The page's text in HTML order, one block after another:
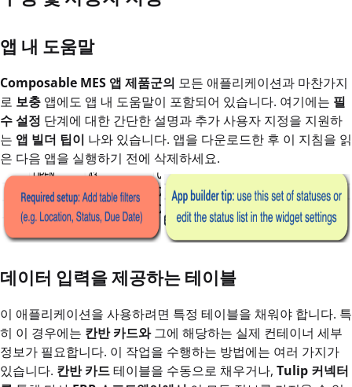
앱 내 도움말
Composable MES 앱 제품군의 모든 애플리케이션과 마찬가지
로 보충 앱에도 앱 내 도움말이 포함되어 있습니다. 여기에는 필
수 설정 단계에 대한 간단한 설명과 추가 사용자 지정을 지원하
는 앱 빌더 팁이 나와 있습니다. 앱을 다운로드한 후 이 지침을 읽
은 다음 앱을 실행하기 전에 삭제하세요.
데이터 입력을 제공하는 테이블
이 애플리케이션을 사용하려면 특정 테이블을 채워야 합니다. 특
히 이 경우에는 칸반 카드와그에 해당하는 실제 컨테이너 세부
정보가 필요합니다. 이 작업을 수행하는 방법에는 여러 가지가
있습니다. 칸반 카드테이블을 수동으로 채우거나, Tulip 커넥터